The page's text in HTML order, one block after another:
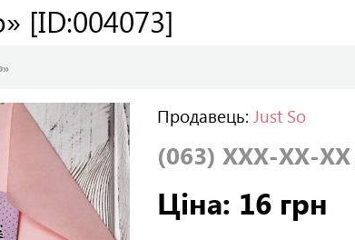
[ID:004073]
Продавець: Just So
(063) XXX-XX-XX
Ціна: 16 грн